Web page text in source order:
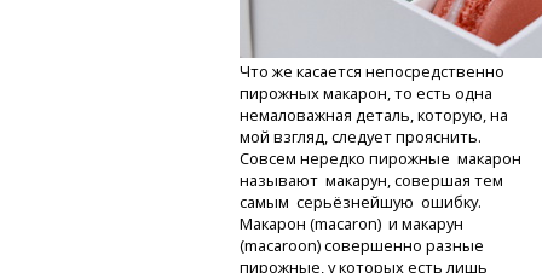
Что же касается непосредственно
пирожных макарон, то есть одна
немаловажная деталь, которую, на
мой взгляд, следует прояснить.
Совсем нередко пирожные макарон
называют макарун, совершая тем
самым серьёзнейшую ошибку.
Макарон (macaron) и макарун
(macaroon) совершенно разные
пирожные, у которых есть лишь